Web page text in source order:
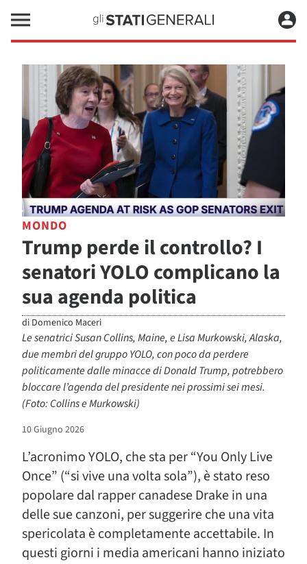
MONDO
Trump perde il controllo? I
senatori YOLO complicano la
sua agenda politica
di Domenico Maceri
Le senatrici Susan Collins, Maine, e Lisa Murkowski, Alaska,
due membri del gruppo YOLO, con poco da perdere
politicamente dalle minacce di Donald Trump, potrebbero
bloccare l’agenda del presidente nei prossimi sei mesi.
(Foto: Collins e Murkowski)
10 Giugno 2026
L’acronimo YOLO, che sta per “You Only Live
Once” (“si vive una volta sola”), è stato reso
popolare dal rapper canadese Drake in una
delle sue canzoni, per suggerire che una vita
spericolata è completamente accettabile. In
questi giorni i media americani hanno iniziato